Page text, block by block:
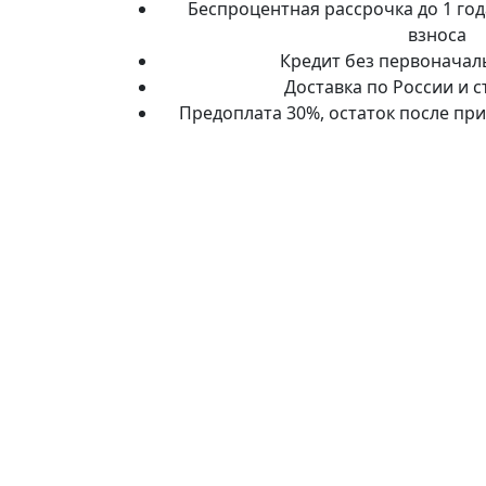
Беспроцентная рассрочка до 1
взноса
Кредит без
Доставка по России и
Предоплата 30%, остаток после